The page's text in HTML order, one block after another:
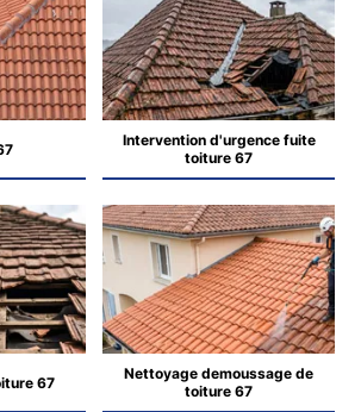
Intervention d'urgence fuite
toiture 67
67
Nettoyage demoussage de
toiture 67